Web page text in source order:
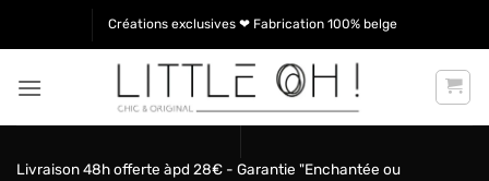
Créations exclusives ❤ Fabrication 100% belge
Livraison 48h offerte àpd 28€ - Garantie "Enchantée ou